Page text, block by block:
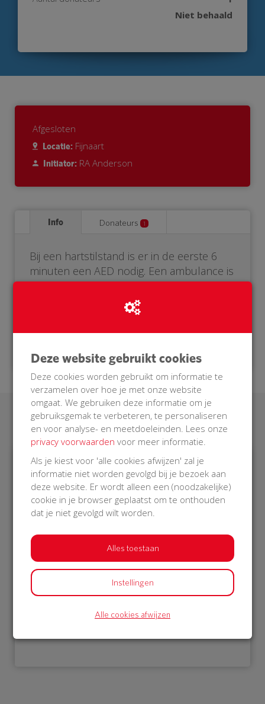
Niet behaald
Afgesloten
Locatie: Fijnaart
Initiator: RA Anderson
Info Donateurs 1
Bij een hartstilstand is er in de eerste 6
minuten een AED nodig. Een ambulance is
er vaak niet op tijd. Daarom heeft onze
buurt een eigen AED nodig. Help je mee?
Doneer voor onze BuurtAED!
Laatste donaties
€ 1.052
Philips
08 Oct 2018
Bekijk alle donateurs
Deze website gebruikt cookies
Deze cookies worden gebruikt om informatie te
verzamelen over hoe je met onze website
omgaat. We gebruiken deze informatie om je
gebruiksgemak te verbeteren, te personaliseren
en voor analyse- en meetdoeleinden. Lees onze
privacy voorwaarden voor meer informatie.
Als je kiest voor 'alle cookies afwijzen' zal je
informatie niet worden gevolgd bij je bezoek aan
deze website. Er wordt alleen een (noodzakelijke)
cookie in je browser geplaatst om te onthouden
dat je niet gevolgd wilt worden.
Alles toestaan
Instellingen
Alle cookies afwijzen